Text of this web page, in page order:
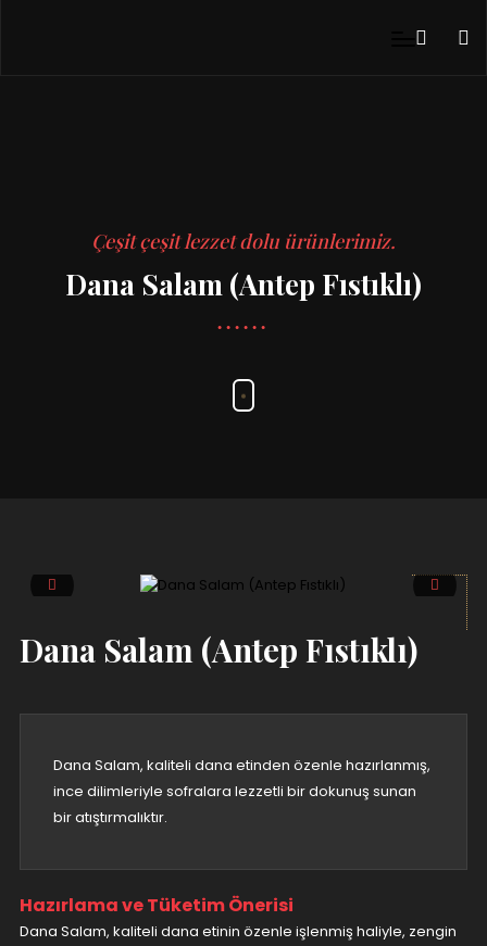
Çeşit çeşit lezzet dolu ürünlerimiz.
Dana Salam (Antep Fıstıklı)
Dana Salam (Antep Fıstıklı)
Dana Salam, kaliteli dana etinden özenle hazırlanmış,
ince dilimleriyle sofralara lezzetli bir dokunuş sunan
bir atıştırmalıktır.
Hazırlama ve Tüketim Önerisi
Dana Salam, kaliteli dana etinin özenle işlenmiş haliyle, zengin